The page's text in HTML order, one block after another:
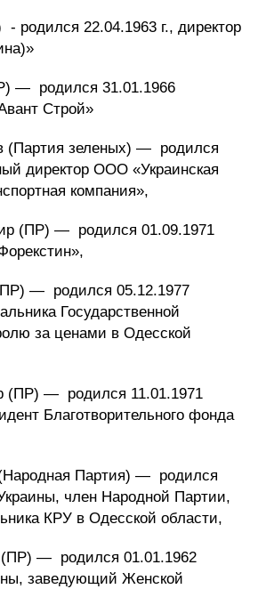
- родился 22.04.1963 г., директор
— родился 31.01.1966
Строй»
(Партия зеленых) — родился
директор ООО «Украинская
компания»,
(ПР) — родился 01.09.1971
— родился 05.12.1977
Государственной
за ценами в Одесской
(ПР) — родился 11.01.1971
Благотворительного фонда
Партия) — родился
член Народной Партии,
КРУ в Одесской области,
(ПР) — родился 01.01.1962
заведующий Женской